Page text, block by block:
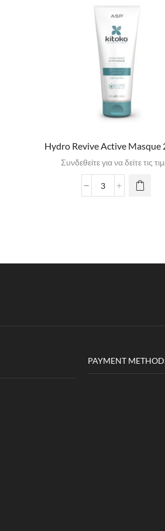
Hydro Revive Active Masque
Συνδεθείτε για να δείτε τις
PAYMENT